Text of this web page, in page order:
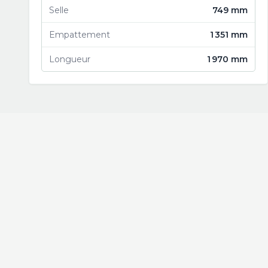
Selle 749 mm
Empattement 1 351 mm
Longueur 1 970 mm